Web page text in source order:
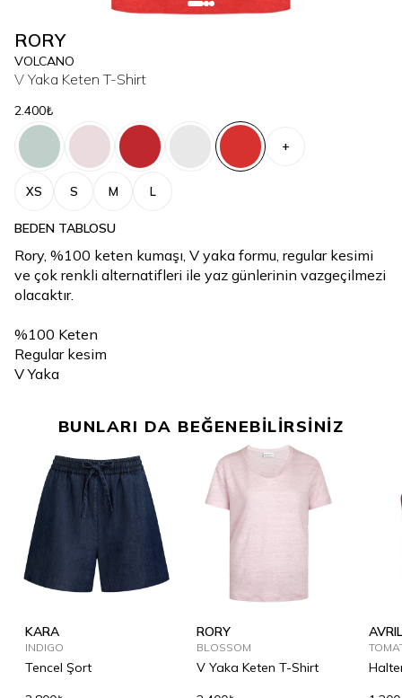
RORY
VOLCANO
V Yaka Keten T-Shirt
2.400₺
+
XS S M L
BEDEN TABLOSU
Rory, %100 keten kumaşı, V yaka formu, regular kesimi
ve çok renkli alternatifleri ile yaz günlerinin vazgeçilmezi
olacaktır.
%100 Keten
Regular kesim
V Yaka
BUNLARI DA BEĞENEBİLİRSİNİZ
KARA
INDIGO
Tencel Şort
RORY
BLOSSOM
V Yaka Keten T-Shirt
AVRIL